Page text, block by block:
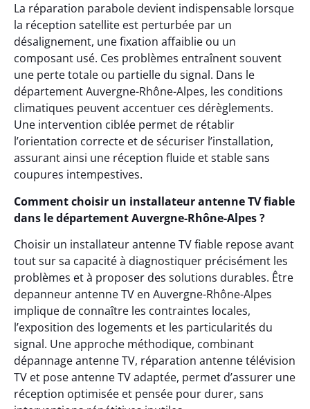
La réparation parabole devient indispensable lorsque
la réception satellite est perturbée par un
désalignement, une fixation affaiblie ou un
composant usé. Ces problèmes entraînent souvent
une perte totale ou partielle du signal. Dans le
département Auvergne-Rhône-Alpes, les conditions
climatiques peuvent accentuer ces dérèglements.
Une intervention ciblée permet de rétablir
l’orientation correcte et de sécuriser l’installation,
assurant ainsi une réception fluide et stable sans
coupures intempestives.
Comment choisir un installateur antenne TV fiable
dans le département Auvergne-Rhône-Alpes ?
Choisir un installateur antenne TV fiable repose avant
tout sur sa capacité à diagnostiquer précisément les
problèmes et à proposer des solutions durables. Être
depanneur antenne TV en Auvergne-Rhône-Alpes
implique de connaître les contraintes locales,
l’exposition des logements et les particularités du
signal. Une approche méthodique, combinant
dépannage antenne TV, réparation antenne télévision
TV et pose antenne TV adaptée, permet d’assurer une
réception optimisée et pensée pour durer, sans